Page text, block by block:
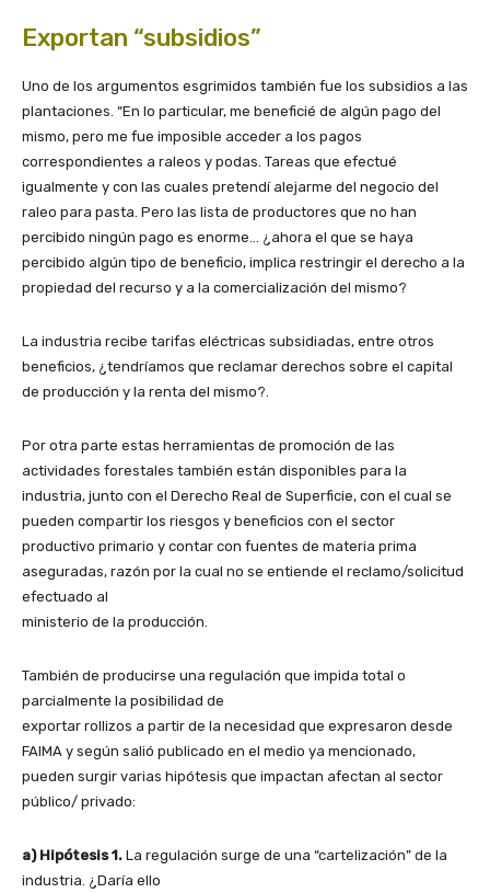
Exportan “subsidios”
Uno de los argumentos esgrimidos también fue los subsidios a las
plantaciones. “En lo particular, me beneficié de algún pago del
mismo, pero me fue imposible acceder a los pagos
correspondientes a raleos y podas. Tareas que efectué
igualmente y con las cuales pretendí alejarme del negocio del
raleo para pasta. Pero las lista de productores que no han
percibido ningún pago es enorme… ¿ahora el que se haya
percibido algún tipo de beneficio, implica restringir el derecho a la
propiedad del recurso y a la comercialización del mismo?
La industria recibe tarifas eléctricas subsidiadas, entre otros
beneficios, ¿tendríamos que reclamar derechos sobre el capital
de producción y la renta del mismo?.
Por otra parte estas herramientas de promoción de las
actividades forestales también están disponibles para la
industria, junto con el Derecho Real de Superficie, con el cual se
pueden compartir los riesgos y beneficios con el sector
productivo primario y contar con fuentes de materia prima
aseguradas, razón por la cual no se entiende el reclamo/solicitud
efectuado al
ministerio de la producción.
También de producirse una regulación que impida total o
parcialmente la posibilidad de
exportar rollizos a partir de la necesidad que expresaron desde
FAIMA y según salió publicado en el medio ya mencionado,
pueden surgir varias hipótesis que impactan afectan al sector
público/ privado:
a) Hipótesis 1. La regulación surge de una “cartelización” de la
industria. ¿Daría ello